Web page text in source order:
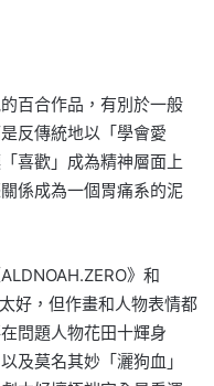
百合作品，有別於一般
反傳統地以「學會愛
喜歡」成為精神層面上
係成為一個胃痛系的泥
》和
好，但作畫和人物表情都
問題人物花田十輝身
及莫名其妙「灑狗血」